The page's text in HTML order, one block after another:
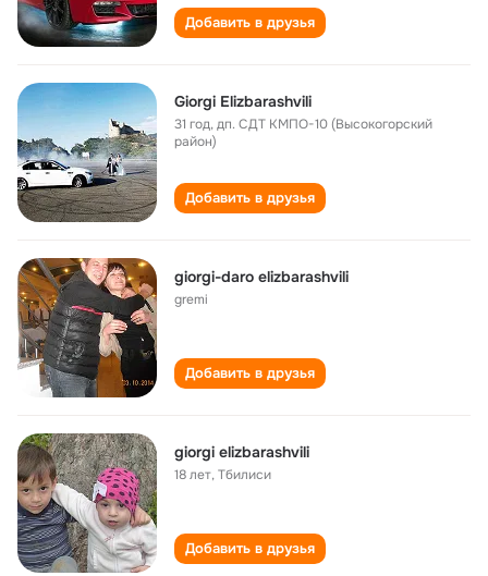
Добавить в друзья
Giorgi‎ Elizbarashvili
31 год,дп. СДТ КМПО-10 (Высокогорский
район)
Добавить в друзья
giorgi-daro elizbarashvili
gremi
Добавить в друзья
giorgi elizbarashvili
18 лет,Тбилиси
Добавить в друзья